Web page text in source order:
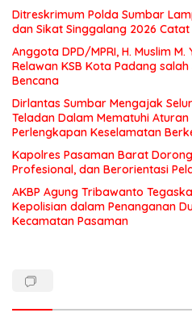
Ditreskrimum Polda Sumbar
dan Sikat Singgalang 2026 Catat
Anggota DPD/MPRI, H. Muslim
Relawan KSB Kota Padang
Bencana
Dirlantas Sumbar Mengajak
Teladan Dalam Mematuhi
Perlengkapan Keselamatan
Kapolres Pasaman Barat
Profesional, dan Berorientasi
AKBP Agung Tribawanto
Kepolisian dalam Penanganan
Kecamatan Pasaman